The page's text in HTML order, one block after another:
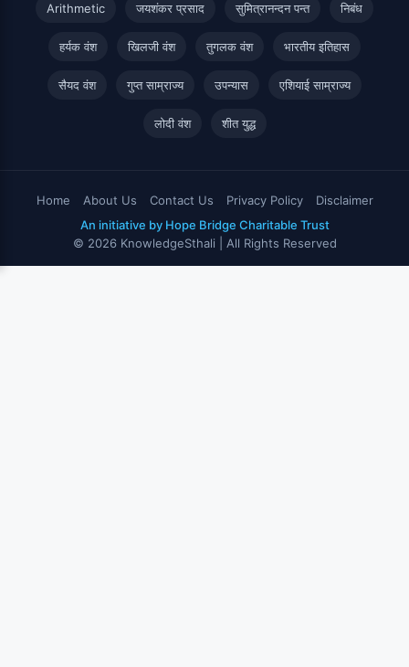
Arithmetic जयशंकर प्रसाद सुमित्रानन्दन पन्त निबंध
हर्यक वंश खिलजी वंश तुगलक वंश भारतीय इतिहास
सैयद वंश गुप्त साम्राज्य उपन्यास एशियाई साम्राज्य
लोदी वंश शीत युद्ध
Home About Us Contact Us Privacy Policy
Disclaimer
An initiative by Hope Bridge Charitable Trust
© 2026 KnowledgeSthali | All Rights Reserved